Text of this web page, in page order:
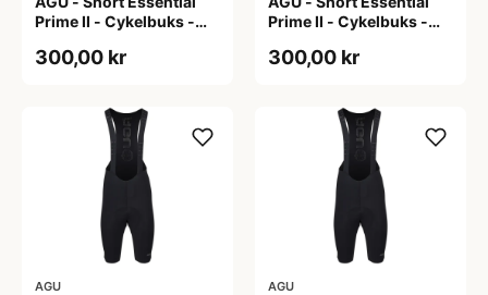
Prime II - Cykelbuks -
300,00 kr
Prime II - Cykelbuks -
300,00 kr
AGU AGU